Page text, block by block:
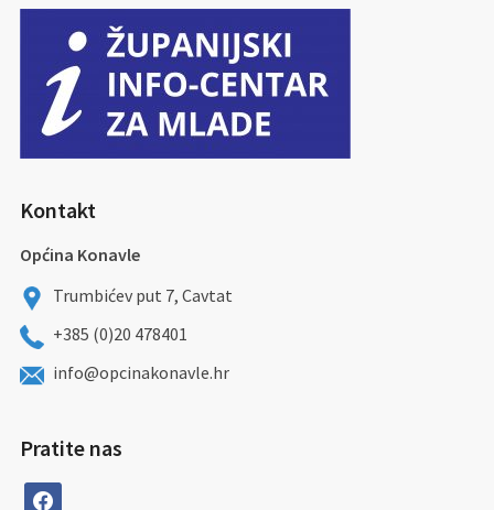
Kontakt
Općina Konavle
Trumbićev put 7, Cavtat
+385 (0)20 478401
info@opcinakonavle.hr
Pratite nas
facebook